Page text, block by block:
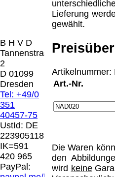
B H V D
Tannenstrasse
2
D 01099
Dresden
Tel: +49/0
351
40457-75
UstId: DE
223905118
IK=591
420 965
PayPal:
Lieferung
gewählt.
Artikelnummer:
Art.-Nr.
Die Waren
den
wird keine
vom Büro oder
von
Ausstellungen:
Die in diesem Dokument
Warenzeichen sind
Firmen. Preisänderungen,
technische Änderungen
letzte Änderung: 26.
Hilfsmittel Vertrieb Dresden,
Mit einem Urteil vom
85/98 - Haftung für Links
Hamburg entschieden,
Anbringung eines Links,